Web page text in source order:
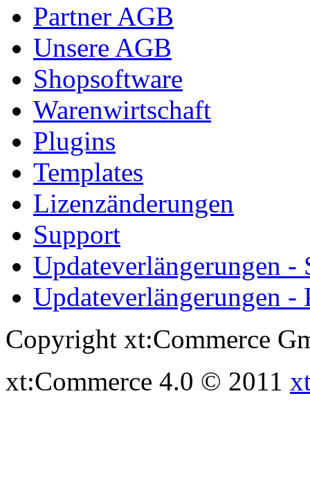
Partner AGB
Unsere AGB
Shopsoftware
Warenwirtschaft
Plugins
Templates
Lizenzänderungen
Support
Updateverlängerungen -
Updateverlängerungen -
Copyright xt:Commerce
xt:Commerce 4.0 © 2011